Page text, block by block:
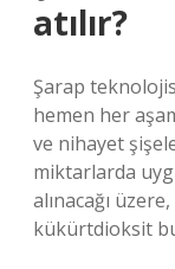
atılır?
Şarap
hemen her
ve nihayet
miktarlarda
alınacağı
kükürtdioksit